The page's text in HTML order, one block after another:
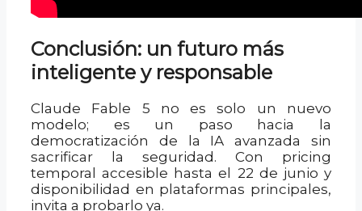
Conclusión: un futuro más
inteligente y responsable
Claude Fable 5 no es solo un nuevo
modelo; es un paso hacia la
democratización de la IA avanzada sin
sacrificar la seguridad. Con pricing
temporal accesible hasta el 22 de junio y
disponibilidad en plataformas principales,
invita a probarlo ya.